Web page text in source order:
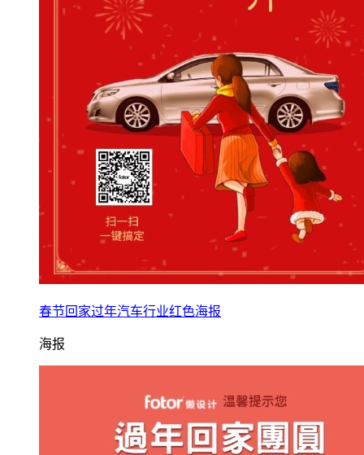
春节回家过年汽车行业红色海报
海报